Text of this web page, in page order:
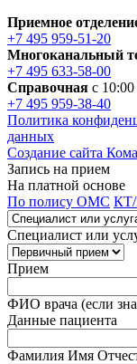
Приемное
+7 495 959-51-20
Многоканальный
+7 495 633-58-00
Справочная с
+7 495 959-38-40
Политика
данных
Создание сайта
Запись на прием
На платной основе
По полису ОМС КТ/
Специалист или
Прием
ФИО врача (если
Данные пациента
Фамилия Имя